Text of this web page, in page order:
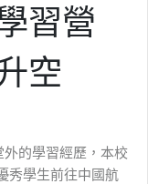
習營
空
的學習經歷，本校
秀學生前往中國航